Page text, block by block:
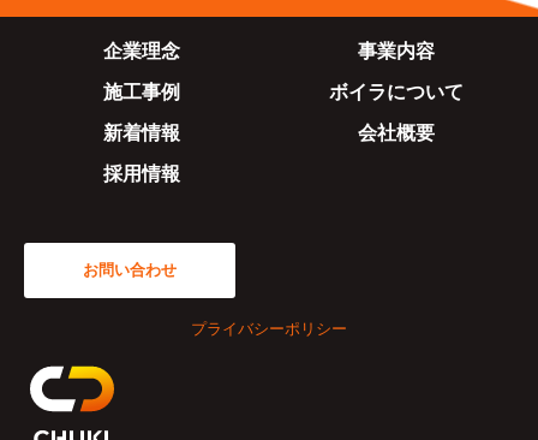
企業理念
事業内容
施工事例
ボイラについて
新着情報
会社概要
採用情報
お問い合わせ
プライバシーポリシー